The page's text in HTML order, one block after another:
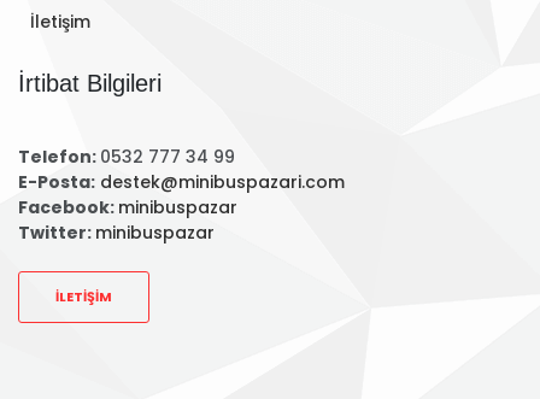
İletişim
İrtibat Bilgileri
Telefon: 0532 777 34 99
E-Posta: destek@minibuspazari.com
Facebook: minibuspazar
Twitter: minibuspazar
İLETIŞIM